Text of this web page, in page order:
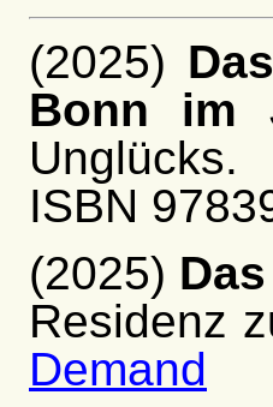
(2025)
Bonn im
ISBN
(2025)
Residenz
Demand